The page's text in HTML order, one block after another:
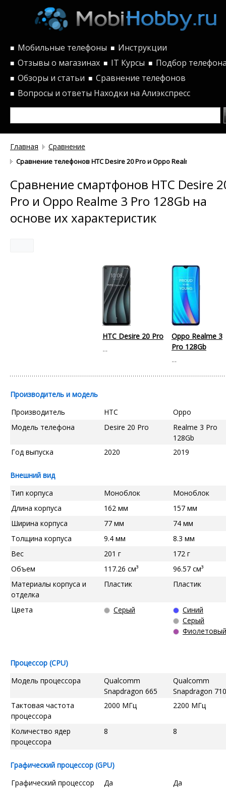
■ Мобильные телефоны ■ Инструкции
■ Отзывы о магазинах ■ IT Курсы ■ Подбор
■ Обзоры и статьи ■ Сравнение телефонов
■ Вопросы и ответы Находки на Алиэкспресс
Главная Сравнение
Сравнение телефонов HTC Desire 20 Pro и Oppo Realme 3 Pro
Сравнение смартфонов HTC Desire
Pro и Oppo Realme 3 Pro 128Gb на
основе их характеристик
HTC Desire 20 Pro
--
Oppo Realme 3
Pro 128Gb
--
Производитель и модель
Производитель
HTC
Oppo
Модель телефона
Desire 20 Pro
Realme 3 Pro
128Gb
Год выпуска
2020 2019
Внешний вид
Тип корпуса
Моноблок
Моноблок
Длина корпуса
162 мм
157 мм
Ширина корпуса
77 мм
74 мм
Толщина корпуса
9.4 мм
8.3 мм
Вес
201 г
172 г
Объем
117.26 см³
96.57 см³
Материалы корпуса и
отделка
Пластик Пластик
Цвета Серый
Синий
Серый
Фиолетовый
Процессор (CPU)
Модель процессора
Qualcomm
Snapdragon 665
Qualcomm
Snapdragon
Тактовая частота
процессора
2000 МГц 2200 МГц
Количество ядер
процессора
8 8
Графический процессор (GPU)
Графический процессор
Да
Да